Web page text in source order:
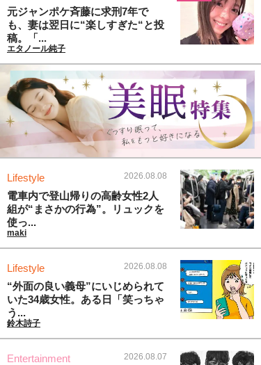
元ジャンポケ斉藤に求刑7年で
も、妻は翌日に“楽しすぎた“と投
稿。「...
エタノール純子
Lifestyle 2026.08.08
電車内で登山帰りの高齢女性2人
組が“まさかの行為”。リュックを
使っ...
maki
Lifestyle 2026.08.08
“外面の良い義母”にいじめられて
いた34歳女性。ある日「笑っちゃ
う...
鈴木詩子
Entertainment 2026.08.07